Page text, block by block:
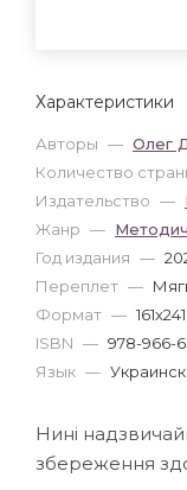
Характеристики
Авторы — Олег
Количество
Издательство —
Жанр —
Год издания —
Переплет —
Формат —
ISBN — 978-966-
Язык —
Нині
збереження